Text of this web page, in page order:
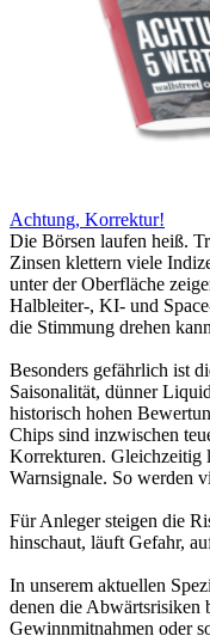
Achtung, Korrektur!
Die Börsen laufen heiß.
Zinsen klettern viele
unter der Oberfläche
Halbleiter-, KI- und
die Stimmung drehen
Besonders gefährlich ist
Saisonalität, dünner
historisch hohen
Chips sind inzwischen
Korrekturen. Gleichzeitig
Warnsignale. So werden
Für Anleger steigen die
hinschaut, läuft Gefahr,
In unserem aktuellen
denen die Abwärtsrisiken
Gewinnmitnahmen oder